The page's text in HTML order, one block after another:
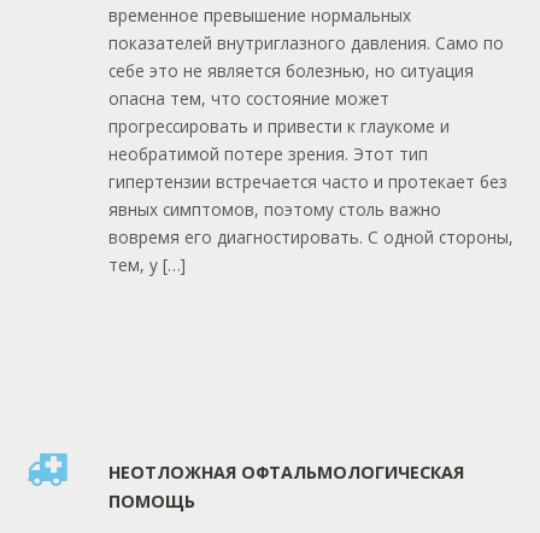
временное превышение нормальных
показателей внутриглазного давления. Само по
себе это не является болезнью, но ситуация
опасна тем, что состояние может
прогрессировать и привести к глаукоме и
необратимой потере зрения. Этот тип
гипертензии встречается часто и протекает без
явных симптомов, поэтому столь важно
вовремя его диагностировать. С одной стороны,
тем, у […]
НЕОТЛОЖНАЯ ОФТАЛЬМОЛОГИЧЕСКАЯ
ПОМОЩЬ